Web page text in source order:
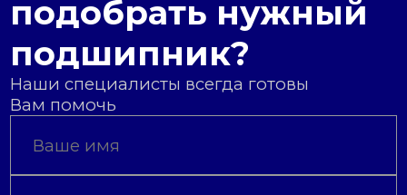
подобрать нужный
подшипник?
Наши специалисты всегда готовы
Вам помочь